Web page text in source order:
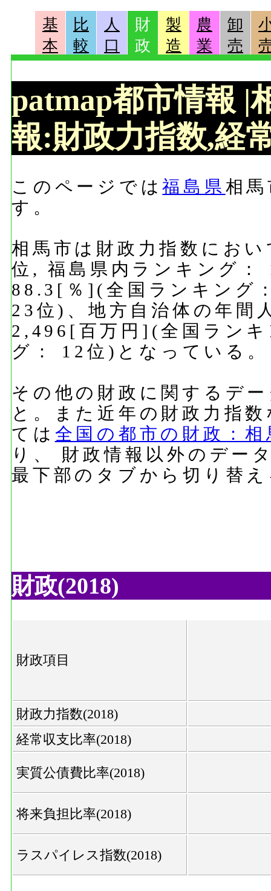
基
本
比
較
人
口
財
政
製
造
農
業
卸
売
patmap都市情報 |
報:財政力指数,経
このページでは福島県 相
す。
相馬市は財政力指数にお
位, 福島県内ランキング：
88.3[％](全国ランキング
23位)、地方自治体の年間
2,496[百万円](全国ラン
グ： 12位)となっている。
その他の財政に関するデ
と。また近年の財政力指
ては 全国の都市の財政：
り、 財政情報以外のデー
最下部のタブから切り替
財政(2018)
財政項目
財政力指数(2018)
経常収支比率(2018)
実質公債費比率(2018)
将来負担比率(2018)
ラスパイレス指数(2018)